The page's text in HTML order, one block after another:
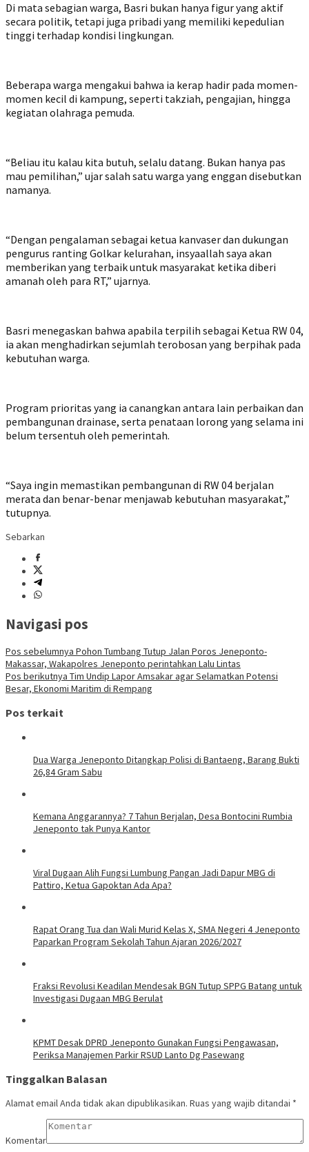
Di mata sebagian warga, Basri bukan hanya figur yang aktif
secara politik, tetapi juga pribadi yang memiliki kepedulian
tinggi terhadap kondisi lingkungan.
Beberapa warga mengakui bahwa ia kerap hadir pada momen-
momen kecil di kampung, seperti takziah, pengajian, hingga
kegiatan olahraga pemuda.
“Beliau itu kalau kita butuh, selalu datang. Bukan hanya pas
mau pemilihan,” ujar salah satu warga yang enggan disebutkan
namanya.
“Dengan pengalaman sebagai ketua kanvaser dan dukungan
pengurus ranting Golkar kelurahan, insyaallah saya akan
memberikan yang terbaik untuk masyarakat ketika diberi
amanah oleh para RT,” ujarnya.
Basri menegaskan bahwa apabila terpilih sebagai Ketua RW 04,
ia akan menghadirkan sejumlah terobosan yang berpihak pada
kebutuhan warga.
Program prioritas yang ia canangkan antara lain perbaikan dan
pembangunan drainase, serta penataan lorong yang selama ini
belum tersentuh oleh pemerintah.
“Saya ingin memastikan pembangunan di RW 04 berjalan
merata dan benar-benar menjawab kebutuhan masyarakat,”
tutupnya.
Sebarkan
Navigasi pos
Pos sebelumnya Pohon Tumbang Tutup Jalan Poros Jeneponto-
Makassar, Wakapolres Jeneponto perintahkan Lalu Lintas
Pos berikutnya Tim Undip Lapor Amsakar agar Selamatkan Potensi
Besar, Ekonomi Maritim di Rempang
Pos terkait
Dua Warga Jeneponto Ditangkap Polisi di Bantaeng, Barang Bukti
26,84 Gram Sabu
Kemana Anggarannya? 7 Tahun Berjalan, Desa Bontocini Rumbia
Jeneponto tak Punya Kantor
Viral Dugaan Alih Fungsi Lumbung Pangan Jadi Dapur MBG di
Pattiro, Ketua Gapoktan Ada Apa?
Rapat Orang Tua dan Wali Murid Kelas X, SMA Negeri 4 Jeneponto
Paparkan Program Sekolah Tahun Ajaran 2026/2027
Fraksi Revolusi Keadilan Mendesak BGN Tutup SPPG Batang untuk
Investigasi Dugaan MBG Berulat
KPMT Desak DPRD Jeneponto Gunakan Fungsi Pengawasan,
Periksa Manajemen Parkir RSUD Lanto Dg Pasewang
Tinggalkan Balasan
Alamat email Anda tidak akan dipublikasikan. Ruas yang wajib ditandai *
Komentar